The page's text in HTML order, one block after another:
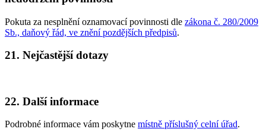
Pokuta za nesplnění oznamovací povinnosti dle zákona č. 280/2009
Sb., daňový řád, ve znění pozdějších předpisů.
21. Nejčastější dotazy
22. Další informace
Podrobné informace vám poskytne místně příslušný celní úřad.